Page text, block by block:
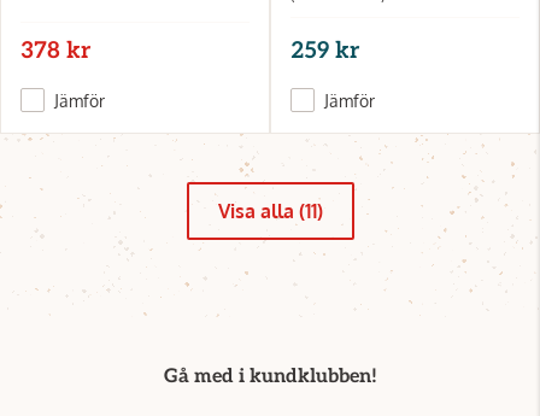
378 kr
Jämför
259 kr
Jämför
Visa alla (11)
Gå med i kundklubben!